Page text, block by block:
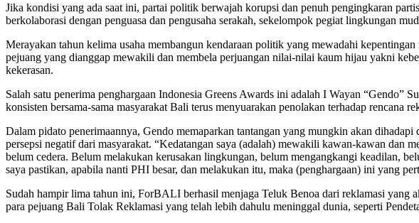
Jika kondisi yang ada saat ini, partai politik berwajah korupsi dan penuh pengingkaran
berkolaborasi dengan penguasa dan pengusaha serakah, sekelompok pegiat lingkungan
Merayakan tahun kelima usaha membangun kendaraan politik yang mewadahi
pejuang yang dianggap mewakili dan membela perjuangan nilai-nilai kaum hijau yakni
kekerasan.
Salah satu penerima penghargaan Indonesia Greens Awards ini adalah I Wayan “Gendo”
konsisten bersama-sama masyarakat Bali terus menyuarakan penolakan terhadap
Dalam pidato penerimaannya, Gendo memaparkan tantangan yang mungkin akan
persepsi negatif dari masyarakat. “Kedatangan saya (adalah) mewakili kawan-kawan dan
belum cedera. Belum melakukan kerusakan lingkungan, belum mengangkangi keadilan,
saya pastikan, apabila nanti PHI besar, dan melakukan itu, maka (penghargaan) ini yang
Sudah hampir lima tahun ini, ForBALI berhasil menjaga Teluk Benoa dari reklamasi yang
para pejuang Bali Tolak Reklamasi yang telah lebih dahulu meninggal dunia, seperti